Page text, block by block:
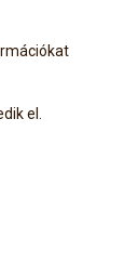
el.